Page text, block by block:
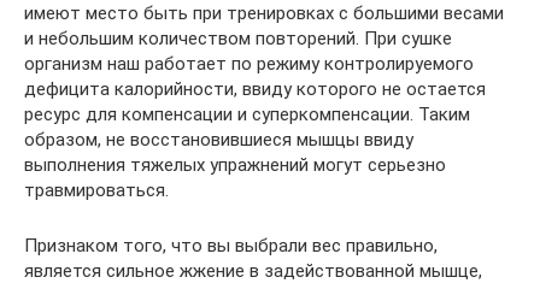
имеют место быть при тренировках с большими весами
и небольшим количеством повторений. При сушке
организм наш работает по режиму контролируемого
дефицита калорийности, ввиду которого не остается
ресурс для компенсации и суперкомпенсации. Таким
образом, не восстановившиеся мышцы ввиду
выполнения тяжелых упражнений могут серьезно
травмироваться.
Признаком того, что вы выбрали вес правильно,
является сильное жжение в задействованной мышце,